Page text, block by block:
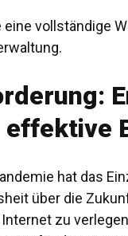
vollständige
effektive
hat das
über die
zu